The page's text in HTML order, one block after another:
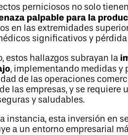
perniciosos no solo
palpable para la
en las extremidades
significativos y
estos hallazgos subrayan la
, implementando medidas y
de las operaciones
las empresas, y se
y saludables.
instancia, esta inversión en
a un entorno empresarial